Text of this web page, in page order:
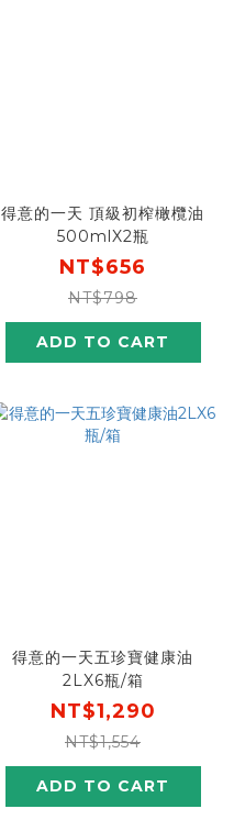
得意的一天 頂級初榨橄欖油
500mlX2瓶
NT$656
NT$798
ADD TO CART
得意的一天五珍寶健康油
2LX6瓶/箱
NT$1,290
NT$1,554
ADD TO CART